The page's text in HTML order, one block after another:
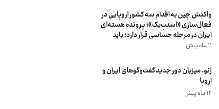
واکنش چین به اقدام سه کشور اروپایی در
فعال‌سازی «اسنپ‌بک»: پرونده هسته‌ای
ایران در مرحله حساسی قرار دارد؛ باید
گفت‌و‌گو‌ها و مذاکرات از سر گرفته شود
11 ماه پیش
ژنو، میزبان دور جدید گفت‌وگوهای ایران و
اروپا
12 ماه پیش